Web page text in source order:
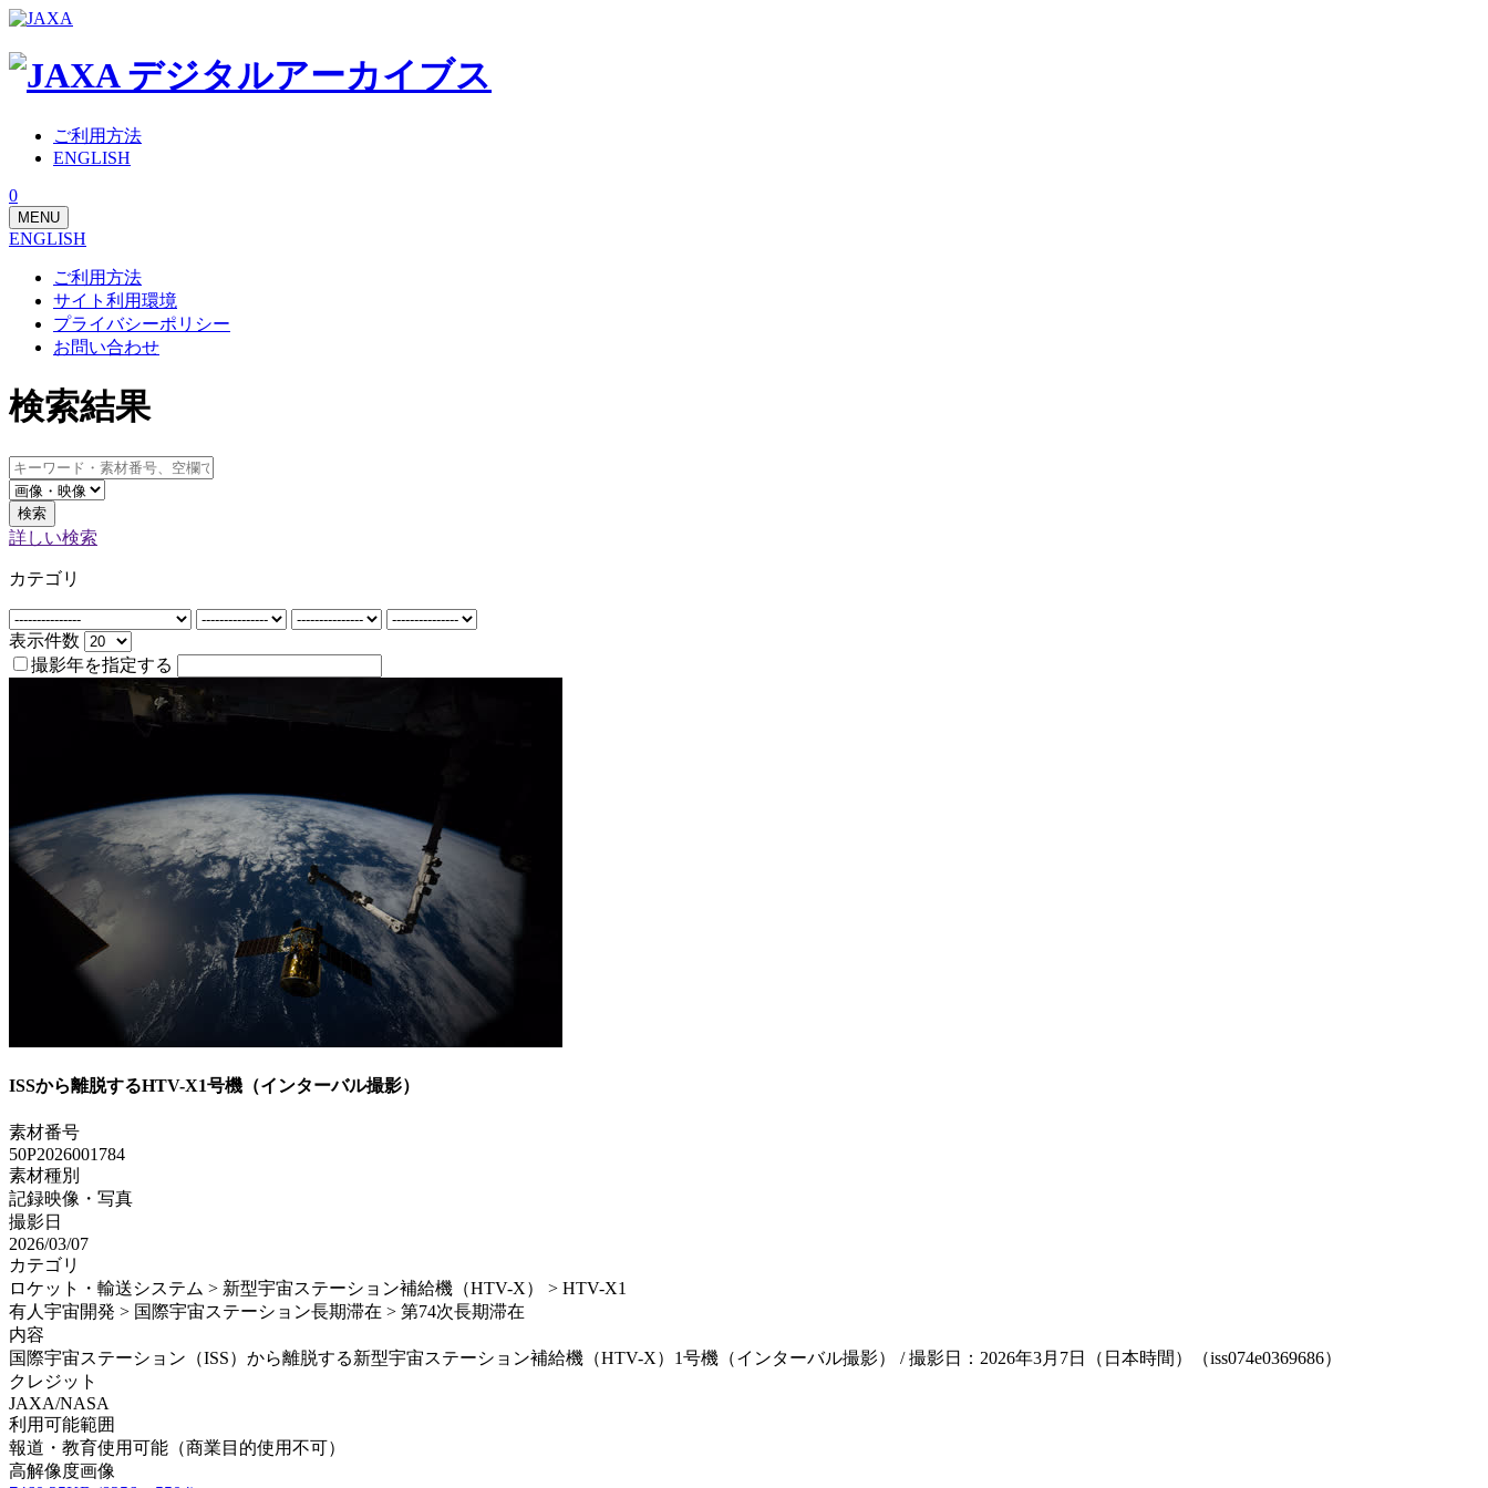
ご利用方法
ENGLISH
0
MENU
ENGLISH
ご利用方法
サイト利用環境
プライバシーポリシー
お問い合わせ
検索結果
検索
詳しい検索
カテゴリ
表示件数
撮影年を指定する
ISSから離脱するHTV-X1号機（インターバル撮影）
素材番号
50P2026001784
素材種別
記録映像・写真
撮影日
2026/03/07
カテゴリ
ロケット・輸送システム > 新型宇宙ステーション補給機（HTV-X） > HTV-X1
有人宇宙開発 > 国際宇宙ステーション長期滞在 > 第74次長期滞在
内容
国際宇宙ステーション（ISS）から離脱する新型宇宙ステーション補給機（HTV-X）1号機（インターバル撮影） / 撮影日：2026年3月7日（日本時間）（iss074e0369686）
クレジット
JAXA/NASA
利用可能範囲
報道・教育使用可能（商業目的使用不可）
高解像度画像